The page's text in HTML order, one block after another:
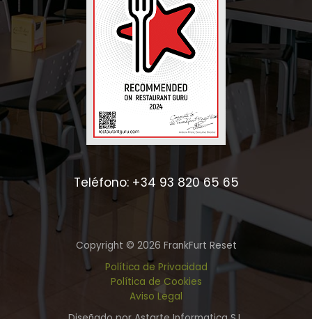
Teléfono: +34 93 820 65 65
Copyright © 2026 FrankFurt Reset
Política de Privacidad
Política de Cookies
Aviso Legal